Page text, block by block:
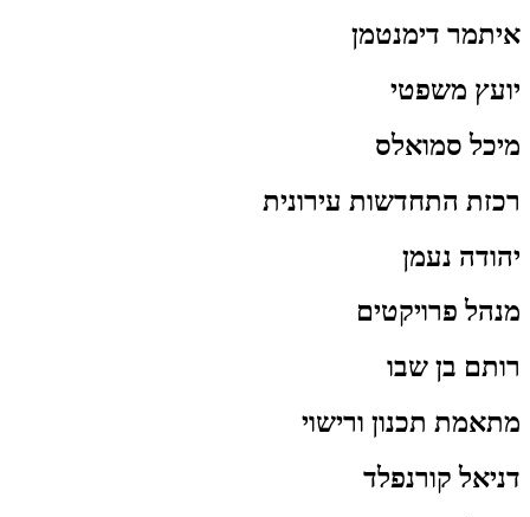
איתמר דימנטמן
יועץ משפטי
מיכל סמואלס
רכזת התחדשות עירונית
יהודה נעמן
מנהל פרויקטים
רותם בן שבו
מתאמת תכנון ורישוי
דניאל קורנפלד